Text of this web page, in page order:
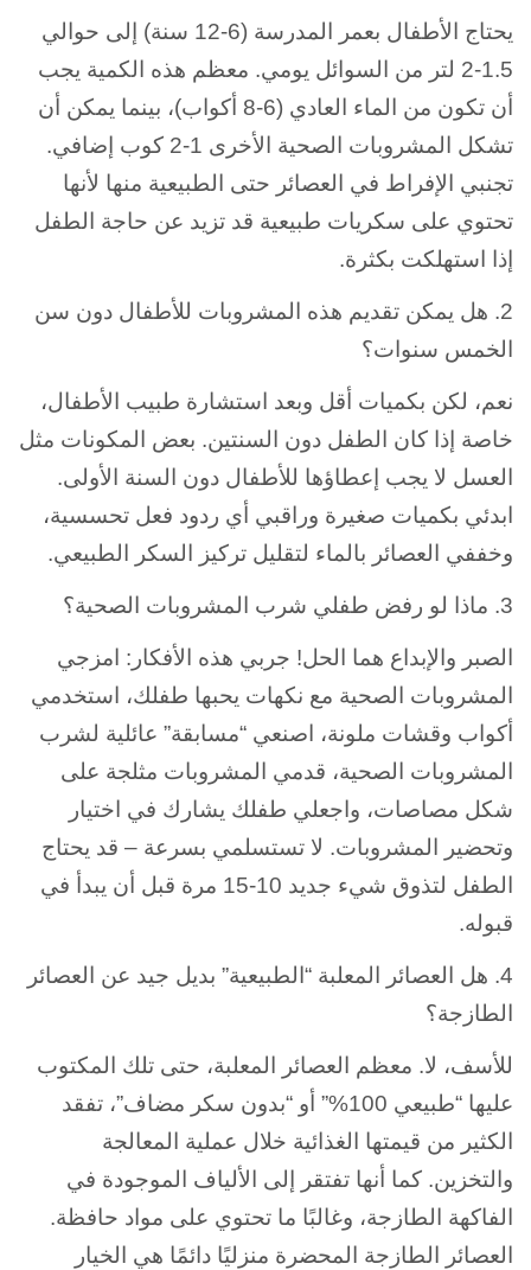
يحتاج الأطفال بعمر المدرسة (6-12 سنة) إلى حوالي
1.5-2 لتر من السوائل يومي. معظم هذه الكمية يجب
أن تكون من الماء العادي (6-8 أكواب)، بينما يمكن أن
تشكل المشروبات الصحية الأخرى 1-2 كوب إضافي.
تجنبي الإفراط في العصائر حتى الطبيعية منها لأنها
تحتوي على سكريات طبيعية قد تزيد عن حاجة الطفل
إذا استهلكت بكثرة.
2. هل يمكن تقديم هذه المشروبات للأطفال دون سن
الخمس سنوات؟
نعم، لكن بكميات أقل وبعد استشارة طبيب الأطفال،
خاصة إذا كان الطفل دون السنتين. بعض المكونات مثل
العسل لا يجب إعطاؤها للأطفال دون السنة الأولى.
ابدئي بكميات صغيرة وراقبي أي ردود فعل تحسسية،
وخففي العصائر بالماء لتقليل تركيز السكر الطبيعي.
3. ماذا لو رفض طفلي شرب المشروبات الصحية؟
الصبر والإبداع هما الحل! جربي هذه الأفكار: امزجي
المشروبات الصحية مع نكهات يحبها طفلك، استخدمي
أكواب وقشات ملونة، اصنعي “مسابقة” عائلية لشرب
المشروبات الصحية، قدمي المشروبات مثلجة على
شكل مصاصات، واجعلي طفلك يشارك في اختيار
وتحضير المشروبات. لا تستسلمي بسرعة – قد يحتاج
الطفل لتذوق شيء جديد 10-15 مرة قبل أن يبدأ في
قبوله.
4. هل العصائر المعلبة “الطبيعية” بديل جيد عن العصائر
الطازجة؟
للأسف، لا. معظم العصائر المعلبة، حتى تلك المكتوب
عليها “طبيعي 100%” أو “بدون سكر مضاف”، تفقد
الكثير من قيمتها الغذائية خلال عملية المعالجة
والتخزين. كما أنها تفتقر إلى الألياف الموجودة في
الفاكهة الطازجة، وغالبًا ما تحتوي على مواد حافظة.
العصائر الطازجة المحضرة منزليًا دائمًا هي الخيار